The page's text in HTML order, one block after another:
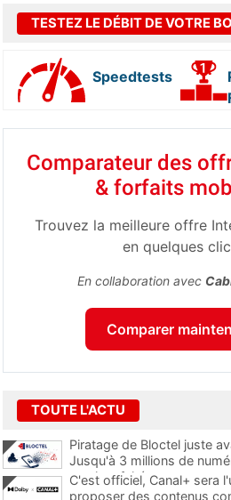
TESTEZ LE DÉBIT DE VOTRE
Speedtests
Comparateur des
& forfaits
Trouvez la meilleure offre
en quelques
En collaboration avec
Comparer
TOUTE L'ACTU
Piratage de Bloctel juste
Jusqu'à 3 millions de
auraient fuité
C'est officiel, Canal+ sera
proposer des contenus